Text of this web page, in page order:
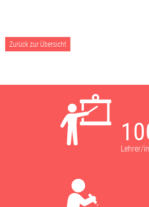
Zurück zur Übersicht
Lehrer/